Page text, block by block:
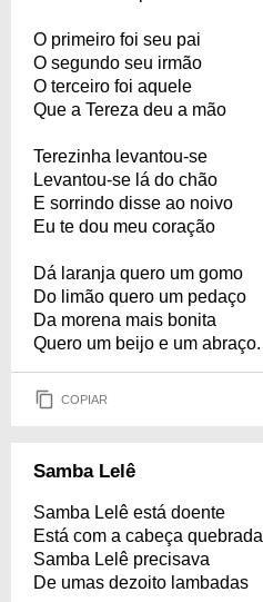
O primeiro foi seu pai
O segundo seu irmão
O terceiro foi aquele
Que a Tereza deu a mão
Terezinha levantou-se
Levantou-se lá do chão
E sorrindo disse ao noivo
Eu te dou meu coração
Dá laranja quero um gomo
Do limão quero um pedaço
Da morena mais bonita
Quero um beijo e um abraço.
COPIAR
Samba Lelê
Samba Lelê está doente
Está com a cabeça quebrada
Samba Lelê precisava
De umas dezoito lambadas